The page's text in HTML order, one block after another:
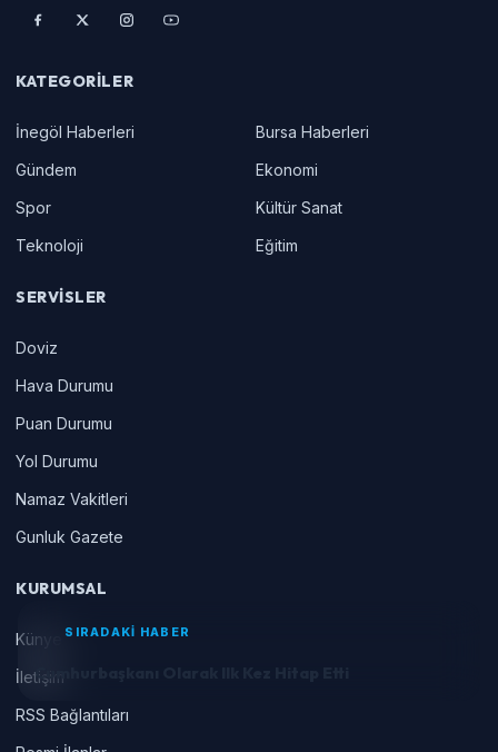
KATEGORILER
İnegöl Haberleri
Bursa Haberleri
Gündem
Ekonomi
Spor
Kültür Sanat
Teknoloji
Eğitim
SERVISLER
Doviz
Hava Durumu
Puan Durumu
Yol Durumu
Namaz Vakitleri
Gunluk Gazete
KURUMSAL
Künye
İletişim
RSS Bağlantıları
SIRADAKİ HABER
Cumhurbaşkanı Olarak Ilk Kez Hitap Etti